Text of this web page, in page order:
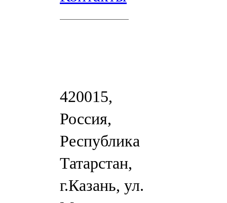
420015,
Россия,
Республика
Татарстан,
г.Казань, ул.